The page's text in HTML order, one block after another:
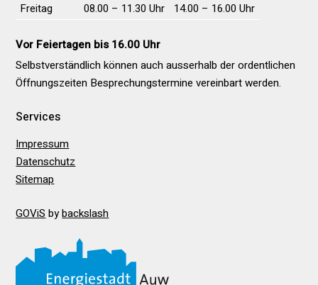
Freitag
08.00 – 11.30 Uhr 14.00 – 16.00 Uhr
Vor Feiertagen bis 16.00 Uhr
Selbstverständlich können auch ausserhalb der ordentlichen
Öffnungs­zeiten Besprechungs­termine vereinbart werden.
Services
Impressum
Datenschutz
Sitemap
GOViS bybackslash